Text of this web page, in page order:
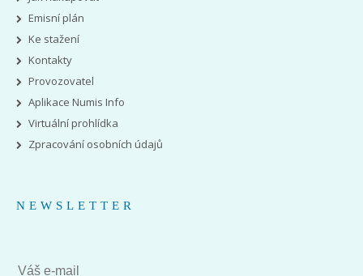
Emisní plán
Ke stažení
Kontakty
Provozovatel
Aplikace Numis Info
Virtuální prohlídka
Zpracování osobních údajů
NEWSLETTER